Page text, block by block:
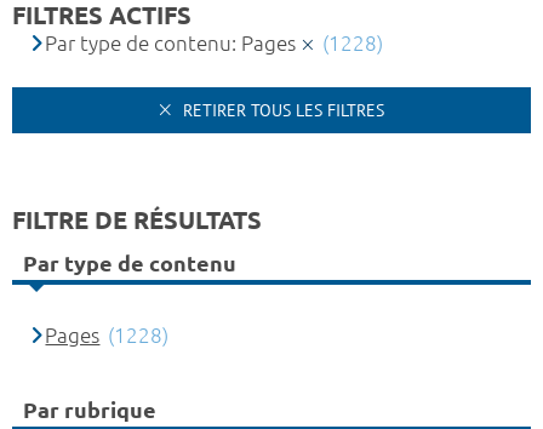
FILTRES ACTIFS
Par type de contenu: Pages (1228)
RETIRER TOUS LES FILTRES
FILTRE DE RÉSULTATS
Par type de contenu
Pages (1228)
Par rubrique